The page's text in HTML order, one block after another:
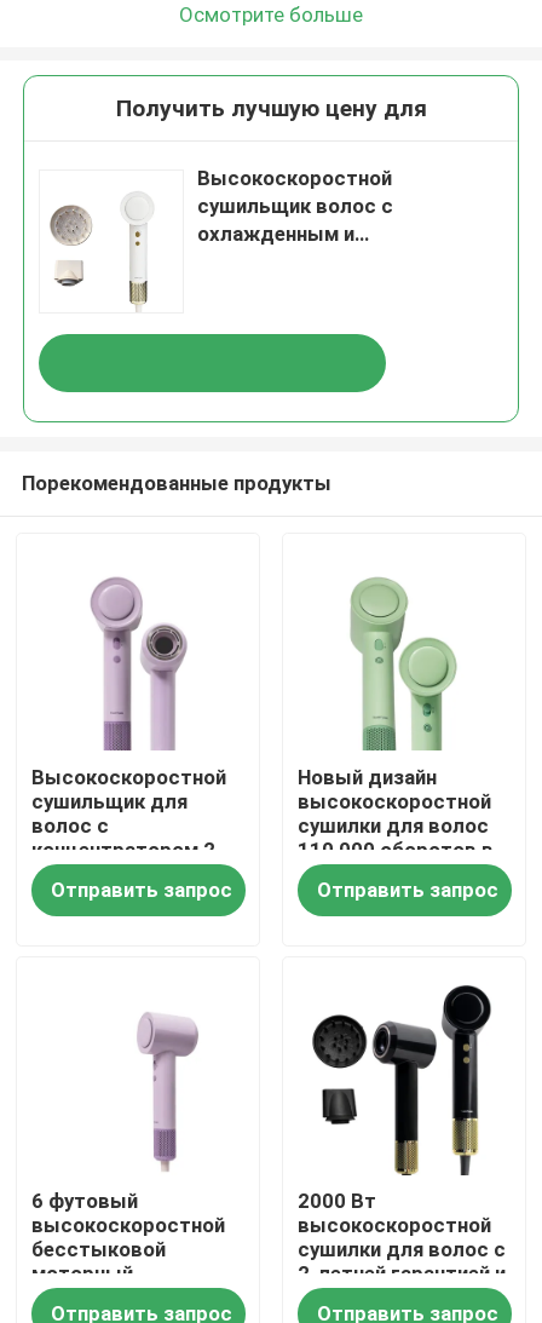
Продукты
Видео
Осмотрите больше
Получить лучшую цену для
Высокоскоростной
сушильщик волос с
охлажденным и
Порекомендованные продукты
Высокоскоростной
сушильщик для
волос с
концентратором 2
года гарантии
Отправить запрос
Новый дизайн
высокоскоростной
сушилки для волос
110 000 оборотов в
минуту быстрая
сушка с 3
настройками тепла
Отправить запрос
6 футовый
высокоскоростной
бесстыковой
моторный
сушильщик волос
Отправить запрос
2000 Вт
высокоскоростной
сушилки для волос с
2-летней гарантией и
диффузором
Отправить запрос